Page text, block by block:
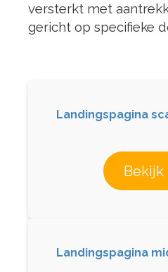
versterkt met
gericht op specifieke
Landingspagina
Bekijk
Landingspagina